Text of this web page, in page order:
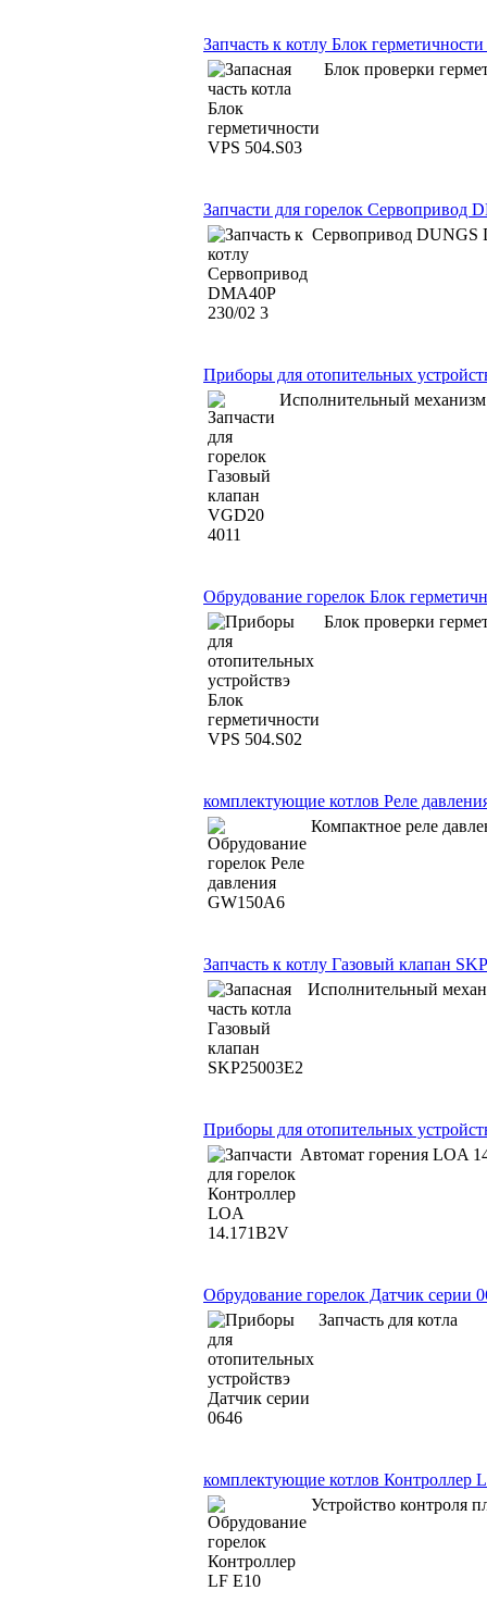
Запчасть к котлу Блок
Блок проверки
Запчасти для горелок Сервопривод
Сервопривод DUNGS
Приборы для отопительных
Исполнительный
Обрудование горелок Блок
Блок проверки
комплектующие котлов Реле
Компактное реле
Запчасть к котлу Газовый клапан
Исполнительный
Приборы для отопительных
Автомат горения LOA
Обрудование горелок Датчик серии
Запчасть для котла
комплектующие котлов Контроллер
Устройство контроля